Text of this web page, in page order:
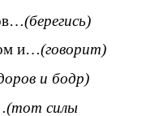
(берегись)
и…(говорит)
и бодр)
(тот силы